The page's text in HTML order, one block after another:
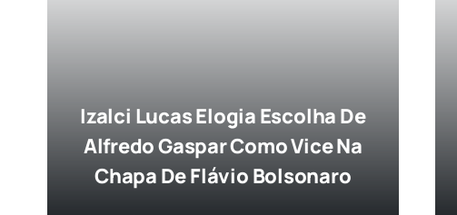
Izalci Lucas Elogia Escolha De
Alfredo Gaspar Como Vice Na
Chapa De Flávio Bolsonaro